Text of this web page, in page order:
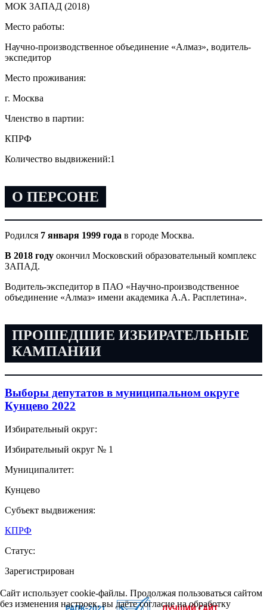
МОК ЗАПАД (2018)
Место работы:
Научно-производственное объединение «Алмаз», водитель-
экспедитор
Место проживания:
г. Москва
Членство в партии:
КПРФ
Количество выдвижений:1
О ПЕРСОНЕ
Родился 7 января 1999 года в городе Москва.
В 2018 году окончил Московский образовательный комплекс
ЗАПАД.
Водитель-экспедитор в ПАО «Научно-производственное
объединение «Алмаз» имени академика А.А. Расплетина».
ПРОШЕДШИЕ ИЗБИРАТЕЛЬНЫЕ
КАМПАНИИ
Выборы депутатов в муниципальном округе
Кунцево 2022
Избирательный округ:
Избирательный округ № 1
Муниципалитет:
Кунцево
Субъект выдвижения:
КПРФ
Статус:
Зарегистрирован
Сайт использует cookie-файлы. Продолжая пользоваться сайтом
без изменения настроек, вы даёте согласие на обработку